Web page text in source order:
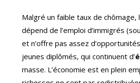
Malgré un faible taux de chômage,
dépend de l’emploi d’immigrés
et n’offre pas assez
jeunes diplômés, qui continuent d’
masse. L’économie est en plein